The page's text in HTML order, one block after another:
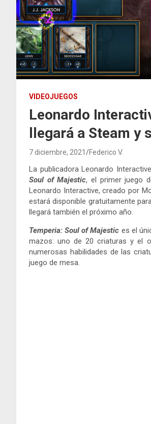
VIDEOJUEGOS
Leonardo
llegará a Steam y
7 diciembre, 2021 Federico V.
La publicadora Leonardo
Soul of Majestic, el primer juego
Leonardo Interactive, creado por
estará disponible gratuitamente
llegará también el próximo año.
Temperia: Soul of Majestic es el
mazos: uno de 20 criaturas y el
numerosas habilidades de las
juego de mesa.